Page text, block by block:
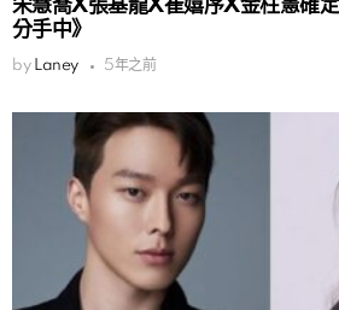
宋慧喬X張基龍X崔嬉序X金柱憲確
分手中》
by Laney 5年之前